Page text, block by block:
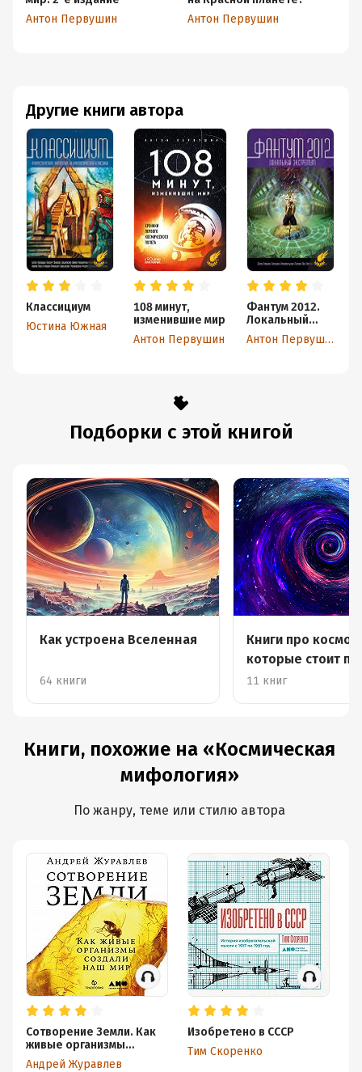
Другие книги автора
Классициум
Юстина Южная
108 минут,
изменившие мир
Антон Первушин
Фантум 2012.
Локальный
экстремум
Антон Первушин
Антон Первушин
Антон Первушин
Подборки с этой книгой
Как устроена Вселенная
64 книги
Книги про космос,
которые стоит
11 книг
Книги, похожие на «Космическая
мифология»
По жанру, теме или стилю автора
Сотворение Земли. Как
живые организмы
создали наш мир
Андрей Журавлев
Изобретено в СССР
Тим Скоренко